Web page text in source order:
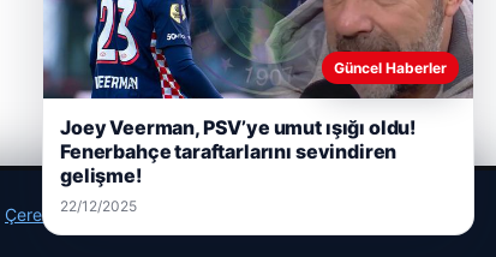
Çerez Politikamız
Güncel Haberler
Joey Veerman, PSV’ye umut ışığı oldu!
Fenerbahçe taraftarlarını sevindiren
gelişme!
22/12/2025